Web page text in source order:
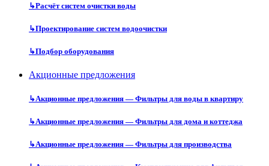
↳Расчёт систем очистки воды
↳Проектирование систем водоочистки
↳Подбор оборудования
Акционные предложения
↳Акционные предложения — Фильтры для воды в квартиру
↳Акционные предложения — Фильтры для дома и коттеджа
↳Акционные предложения — Фильтры для производства